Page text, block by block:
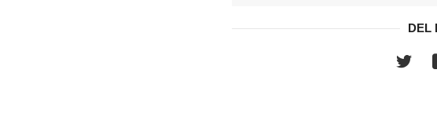
DEL